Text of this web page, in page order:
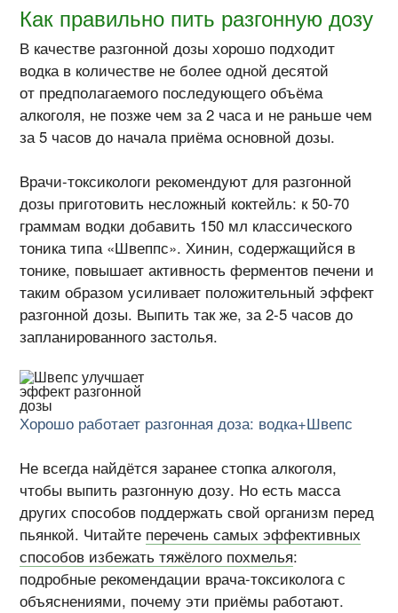
Как правильно пить разгонную дозу
В качестве разгонной дозы хорошо подходит
водка в количестве не более одной десятой
от предполагаемого последующего объёма
алкоголя, не позже чем за 2 часа и не раньше чем
за 5 часов до начала приёма основной дозы.
Врачи-токсикологи рекомендуют для разгонной
дозы приготовить несложный коктейль: к 50-70
граммам водки добавить 150 мл классического
тоника типа «Швеппс». Хинин, содержащийся в
тонике, повышает активность ферментов печени и
таким образом усиливает положительный эффект
разгонной дозы. Выпить так же, за 2-5 часов до
запланированного застолья.
Хорошо работает разгонная доза: водка+Швепс
Не всегда найдётся заранее стопка алкоголя,
чтобы выпить разгонную дозу. Но есть масса
других способов поддержать свой организм перед
пьянкой. Читайте перечень самых эффективных
способов избежать тяжёлого похмелья:
подробные рекомендации врача-токсиколога с
объяснениями, почему эти приёмы работают.